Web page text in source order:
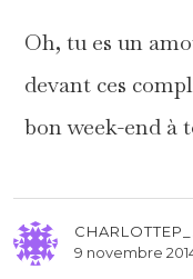
Oh, tu es un
devant ces
bon week-end à
9 novembre